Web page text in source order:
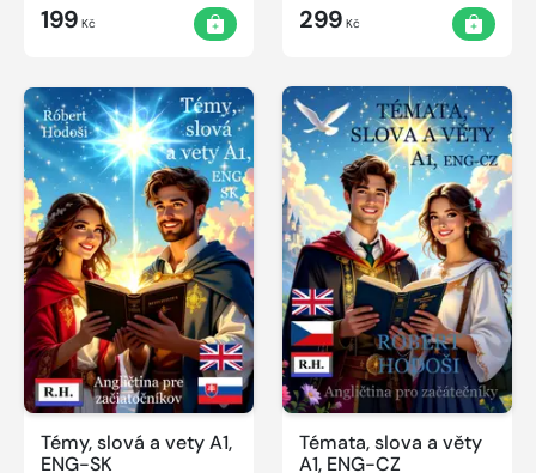
199 Kč 299 Kč
Témy, slová a vety A1,
ENG-SK
Témata, slova a věty
A1, ENG-CZ